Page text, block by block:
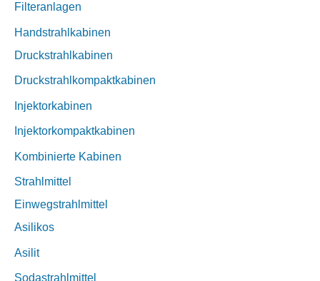
Filteranlagen
Handstrahlkabinen
Druckstrahlkabinen
Druckstrahlkompaktkabinen
Injektorkabinen
Injektorkompaktkabinen
Kombinierte Kabinen
Strahlmittel
Einwegstrahlmittel
Asilikos
Asilit
Sodastrahlmittel